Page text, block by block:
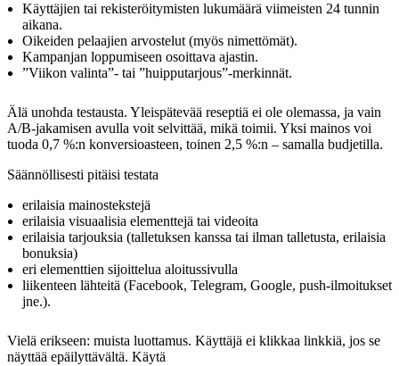
Käyttäjien tai rekisteröitymisten lukumäärä viimeisten 24 tunnin
aikana.
Oikeiden pelaajien arvostelut (myös nimettömät).
Kampanjan loppumiseen osoittava ajastin.
”Viikon valinta”- tai ”huipputarjous”-merkinnät.
Älä unohda testausta. Yleispätevää reseptiä ei ole olemassa, ja vain
A/B-jakamisen avulla voit selvittää, mikä toimii. Yksi mainos voi
tuoda 0,7 %:n konversioasteen, toinen 2,5 %:n – samalla budjetilla.
Säännöllisesti pitäisi testata
erilaisia mainostekstejä
erilaisia visuaalisia elementtejä tai videoita
erilaisia tarjouksia (talletuksen kanssa tai ilman talletusta, erilaisia
bonuksia)
eri elementtien sijoittelua aloitussivulla
liikenteen lähteitä (Facebook, Telegram, Google, push-ilmoitukset
jne.).
Vielä erikseen: muista luottamus. Käyttäjä ei klikkaa linkkiä, jos se
näyttää epäilyttävältä. Käytä